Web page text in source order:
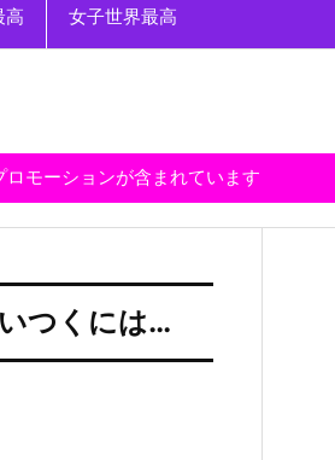
高 女子世界最高
ロモーションが含まれています
つくには…